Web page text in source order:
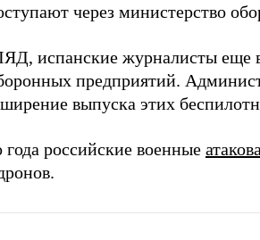
через министерство
испанские журналисты еще
предприятий.
выпуска этих
российские военные